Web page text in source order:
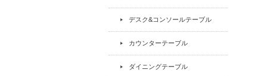
デスク&コンソールテーブル
カウンターテーブル
ダイニングテーブル